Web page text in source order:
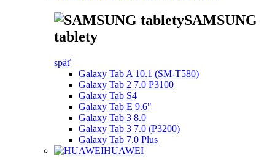
SAMSUNG
tablety
späť
Galaxy Tab A 10.1 (SM-T580)
Galaxy Tab 2 7.0 P3100
Galaxy Tab S4
Galaxy Tab E 9.6"
Galaxy Tab 3 8.0
Galaxy Tab 3 7.0 (P3200)
Galaxy Tab 7.0 Plus
HUAWEI